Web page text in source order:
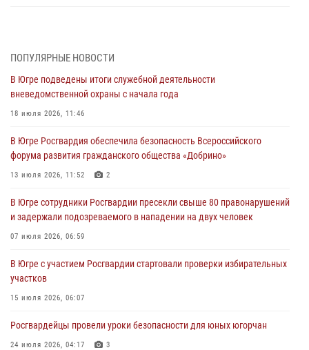
27 июля 2026, 04:35 2
Росгвардейцы провели уроки безопасности для юных югорчан
вневедомственной охраны с начала года
18 июля 2026, 11:46
участков
15 июля 2026, 06:07
форума развития гражданского общества «Добрино»
13 июля 2026, 11:52
ПОПУЛЯРНЫЕ НОВОСТИ
В Югре подведены итоги служебной деятельности
вневедомственной охраны с начала года
18 июля 2026, 11:46
В Югре Росгвардия обеспечила безопасность Всероссийского
форума развития гражданского общества «Добрино»
13 июля 2026, 11:52 2
В Югре сотрудники Росгвардии пресекли свыше 80 правонарушений
и задержали подозреваемого в нападении на двух человек
07 июля 2026, 06:59
В Югре с участием Росгвардии стартовали проверки избирательных
участков
15 июля 2026, 06:07
Росгвардейцы провели уроки безопасности для юных югорчан
24 июля 2026, 04:17 3